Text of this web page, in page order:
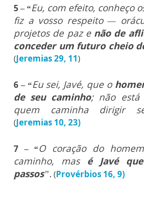
5 – “Eu, com efeito, conheço
fiz a vosso respeito —
projetos de paz e não de
conceder um futuro cheio
(Jeremias 29, 11)
6 – “Eu sei, Javé, que o
de seu caminho; não
quem caminha dirigir
(Jeremias 10, 23)
7 – “O coração do
caminho, mas é Javé
passos”. (Provérbios 16, 9)